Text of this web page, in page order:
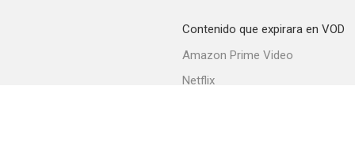
Contenido que expirara en VOD
Amazon Prime Video
Netflix